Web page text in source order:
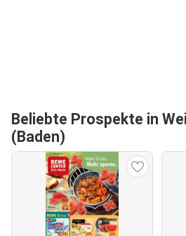
Beliebte Prospekte in
(Baden)